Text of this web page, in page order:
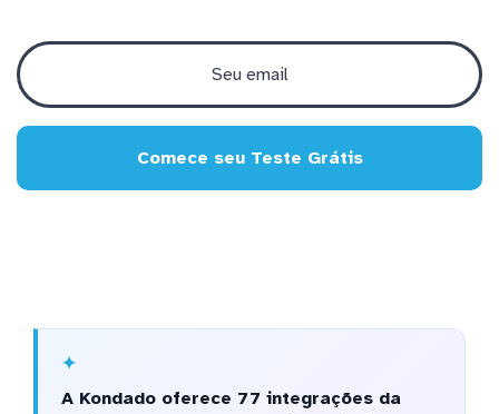
Comece seu Teste Grátis
A Kondado oferece 77 integrações da